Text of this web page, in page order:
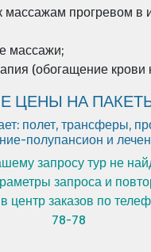
массажам прогревом в
массажи;
(обогащение крови
ЦЕНЫ НА
полет, трансферы,
полупансион и
запросу тур не
запроса и
центр заказов по
78-78